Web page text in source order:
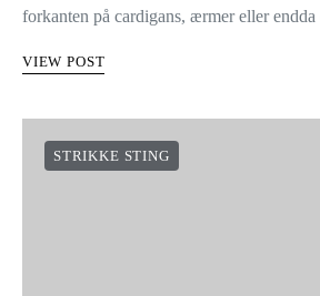
forkanten på cardigans, ærmer eller
VIEW POST
STRIKKE STING